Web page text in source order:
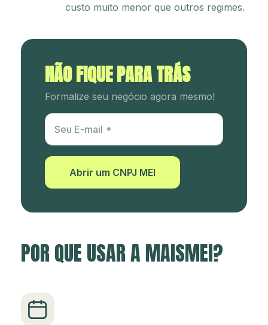
custo muito menor que outros regimes.
NÃO FIQUE PARA TRÁS
Formalize seu negócio agora mesmo!
Utm Content
Seu E-mail
Abrir um CNPJ MEI
POR QUE USAR A MAISMEI?